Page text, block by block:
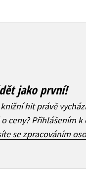
jako první!
hit právě
ceny? Přihlášením
se zpracováním